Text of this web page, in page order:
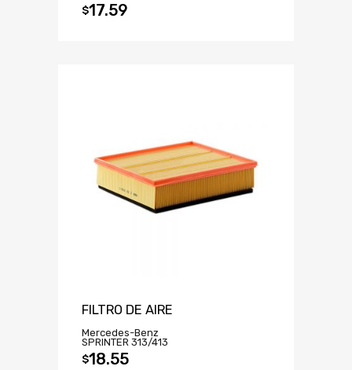
$17.59
FILTRO DE AIRE
Mercedes-Benz
SPRINTER 313/413
$18.55